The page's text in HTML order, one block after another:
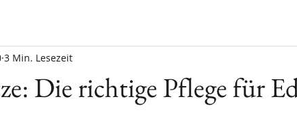
Die richtige Pflege für
3 Min. Lesezeit